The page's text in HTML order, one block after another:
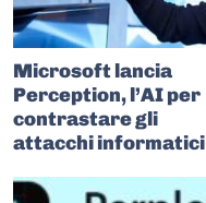
Microsoft lancia
Perception, l’AI per
contrastare gli
attacchi informatici